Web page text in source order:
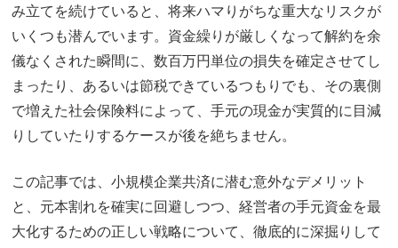
み立てを続けていると、将来ハマりがちな重大なリスクが
いくつも潜んでいます。資金繰りが厳しくなって解約を余
儀なくされた瞬間に、数百万円単位の損失を確定させてし
まったり、あるいは節税できているつもりでも、その裏側
で増えた社会保険料によって、手元の現金が実質的に目減
りしていたりするケースが後を絶ちません。
この記事では、小規模企業共済に潜む意外なデメリット
と、元本割れを確実に回避しつつ、経営者の手元資金を最
大化するための正しい戦略について、徹底的に深掘りして